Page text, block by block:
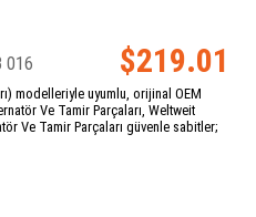
$219.01
modelleriyle uyumlu, orijinal OEM
Ve Tamir Parçaları, Weltweit
Ve Tamir Parçaları güvenle sabitler;
016